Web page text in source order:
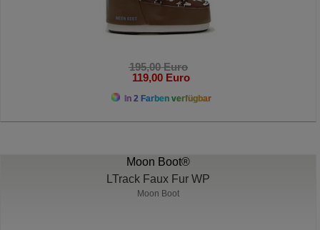
195,00 Euro
119,00 Euro
In 2 Farben verfügbar
Moon Boot®
LTrack Faux Fur WP
Moon Boot